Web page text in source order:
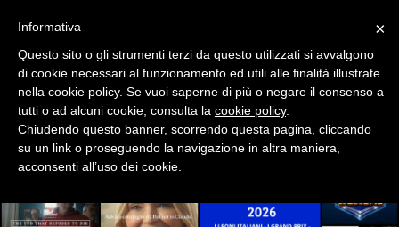
ESTERNA
RADIO / AUDIO
TV
×
Informativa
Questo sito o gli strumenti terzi da questo utilizzati si avvalgono
di cookie necessari al funzionamento ed utili alle finalità illustrate
nella cookie policy. Se vuoi saperne di più o negare il consenso a
tutti o ad alcuni cookie, consulta la cookie policy.
Chiudendo questo banner, scorrendo questa pagina, cliccando
su un link o proseguendo la navigazione in altra maniera,
acconsenti all’uso dei cookie.